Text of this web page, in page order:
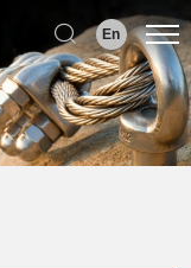
En